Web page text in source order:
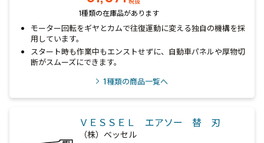
1種類の在庫品があります
モーター回転をギヤとカムで往復運動に変える独自の機構を採
用しています。
スタート時も作業中もエンストせずに、自動車パネルや厚物切
断がスムーズにできます。
1種類の商品一覧へ
ＶＥＳＳＥＬ エアソー 替 刃
（株）ベッセル